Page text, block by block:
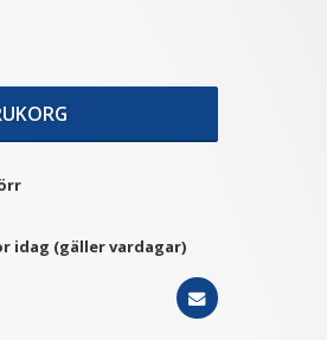
Ulanzi MA02 MagLock
magnetiskt mobilgrepp &
idag (gäller vardagar)